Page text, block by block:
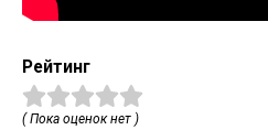
Рейтинг
( Пока оценок нет )